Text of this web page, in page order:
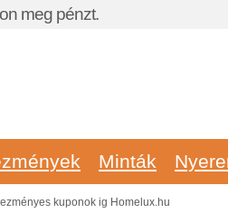
meg pénzt.
Minták
kuponok ig Homelux.hu